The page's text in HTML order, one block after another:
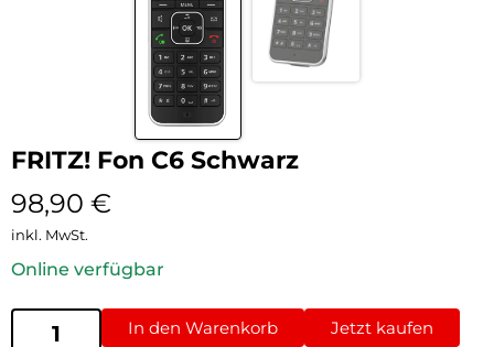
FRITZ! Fon C6 Schwarz
98,90 €
inkl. MwSt.
Online verfügbar
In den Warenkorb Jetzt kaufen